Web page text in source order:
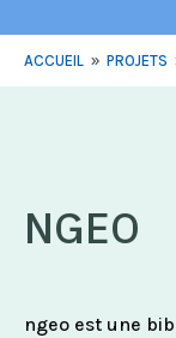
ACCUEIL 9 PROJETS
NGEO
ngeo est une